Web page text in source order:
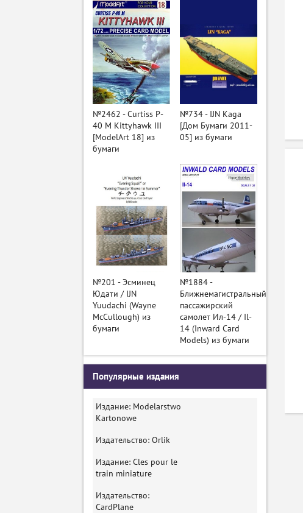
№2462 - Curtiss P-
40 M Kittyhawk III
[ModelArt 18] из
бумаги
№734 - IJN Kaga
[Дом Бумаги 2011-
05] из бумаги
№201 - Эсминец
Юдати / IJN
Yuudachi (Wayne
McCullough) из
бумаги
№1884 -
Ближнемагистральный
пассажирский
самолет Ил-14 / Il-
14 (Inward Card
Models) из бумаги
Популярные издания
Издание: Modelarstwo
Kartonowe
Издательство: Orlik
Издание: Cles pour le
train miniature
Издательство:
CardPlane